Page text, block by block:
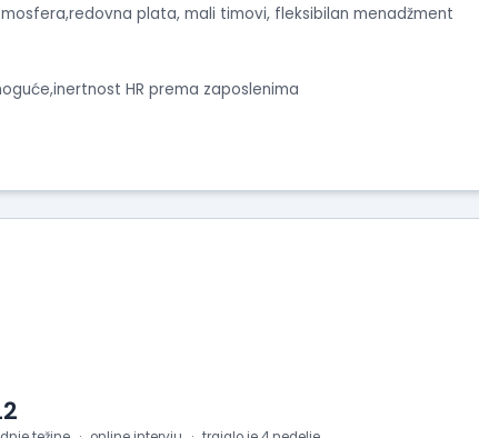
plata, mali timovi, fleksibilan menadžment
HR prema zaposlenima